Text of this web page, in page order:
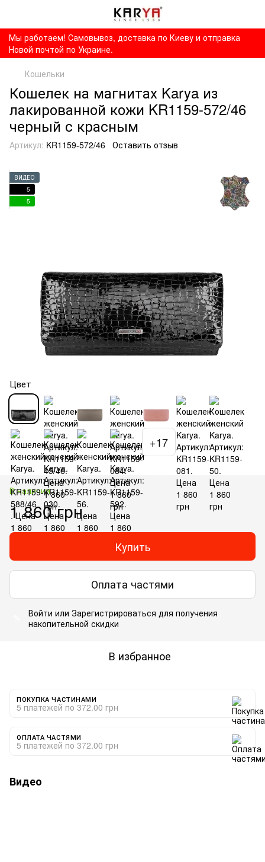
Мы работаем! Самовывоз, доставка по Киеву и отправка
Новой почтой по Украине.
Кошельки
Кошелек на магнитах Karya из
лакированной кожи KR1159-572/46
черный с красным
Артикул: KR1159-572/46 Оставить отзыв
ВИДЕО
5
5
Цвет
+17
В наличии
1 860 грн
Купить
Оплата частями
Войти или Зарегистрироваться для получения
накопительной скидки
В избранное
ПОКУПКА ЧАСТИНАМИ
5 платежей по 372.00 грн
ОПЛАТА ЧАСТЯМИ
5 платежей по 372.00 грн
Видео